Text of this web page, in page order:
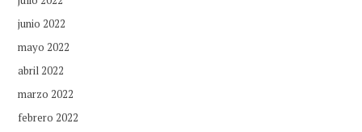
junio 2022
mayo 2022
abril 2022
marzo 2022
febrero 2022